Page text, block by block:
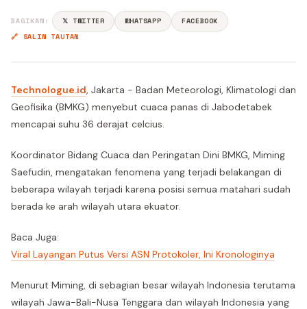
BAGIKAN: 𝕏 TWITTER WHATSAPP
FACEBOOK
🔗 SALIN TAUTAN
Technologue.id, Jakarta - Badan Meteorologi, Klimatologi dan
Geofisika (BMKG) menyebut cuaca panas di Jabodetabek
mencapai suhu 36 derajat celcius.
Koordinator Bidang Cuaca dan Peringatan Dini BMKG, Miming
Saefudin, mengatakan fenomena yang terjadi belakangan di
beberapa wilayah terjadi karena posisi semua matahari sudah
berada ke arah wilayah utara ekuator.
Baca Juga:
Viral Layangan Putus Versi ASN Protokoler, Ini Kronologinya
Menurut Miming, di sebagian besar wilayah Indonesia terutama
wilayah Jawa-Bali-Nusa Tenggara dan wilayah Indonesia yang